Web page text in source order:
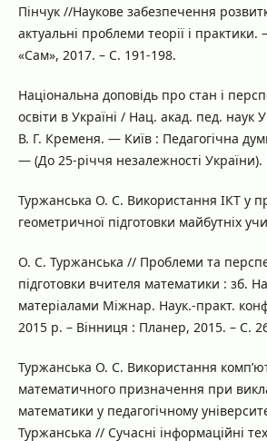
Пінчук //Наукове забезпечення
актуальні проблеми теорії і практики.
«Сам», 2017. – С. 191-198.
Національна доповідь про стан і
освіти в Україні / Нац. акад. пед. наук
В. Г. Кременя. — Київ : Педагогічна
— (До 25-річчя незалежності України).
Туржанська О. С. Використання ІКТ у
геометричної підготовки майбутніх
О. С. Туржанська // Проблеми та
підготовки вчителя математики : зб.
матеріалами Міжнар. Наук.-практ.
2015 р. – Вінниця : Планер, 2015. – С.
Туржанська О. С. Використання
математичного призначення при
математики у педагогічному
Туржанська // Сучасні інформаційні